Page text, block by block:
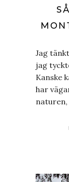
Jag
jag
Kanske
har